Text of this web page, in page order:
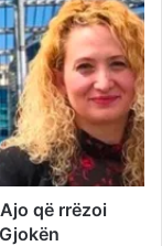
që rrëzoi